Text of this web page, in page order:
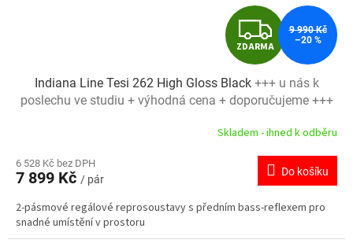
Z
D
A
R
M
A
ZDARMA
9 990 Kč
–20 %
Indiana Line Tesi 262 High Gloss Black +++ u nás k
poslechu ve studiu + výhodná cena + doporučujeme +++
Skladem - ihned k odběru
6 528 Kč bez DPH
7 899 Kč / pár
Do košíku
2-pásmové regálové reprosoustavy s předním bass-reflexem pro
snadné umístění v prostoru